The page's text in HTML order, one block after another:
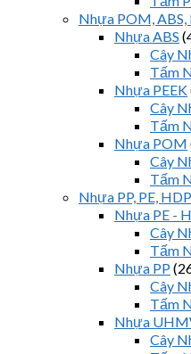
Nhựa POM, ABS,
Nhựa ABS
Cây
Tấm
Nhựa PEEK
Cây
Tấm
Nhựa POM
Cây
Tấm
Nhựa PP, PE,
Nhựa PE -
Cây
Tấm
Nhựa PP
Cây
Tấm
Nhựa
Cây